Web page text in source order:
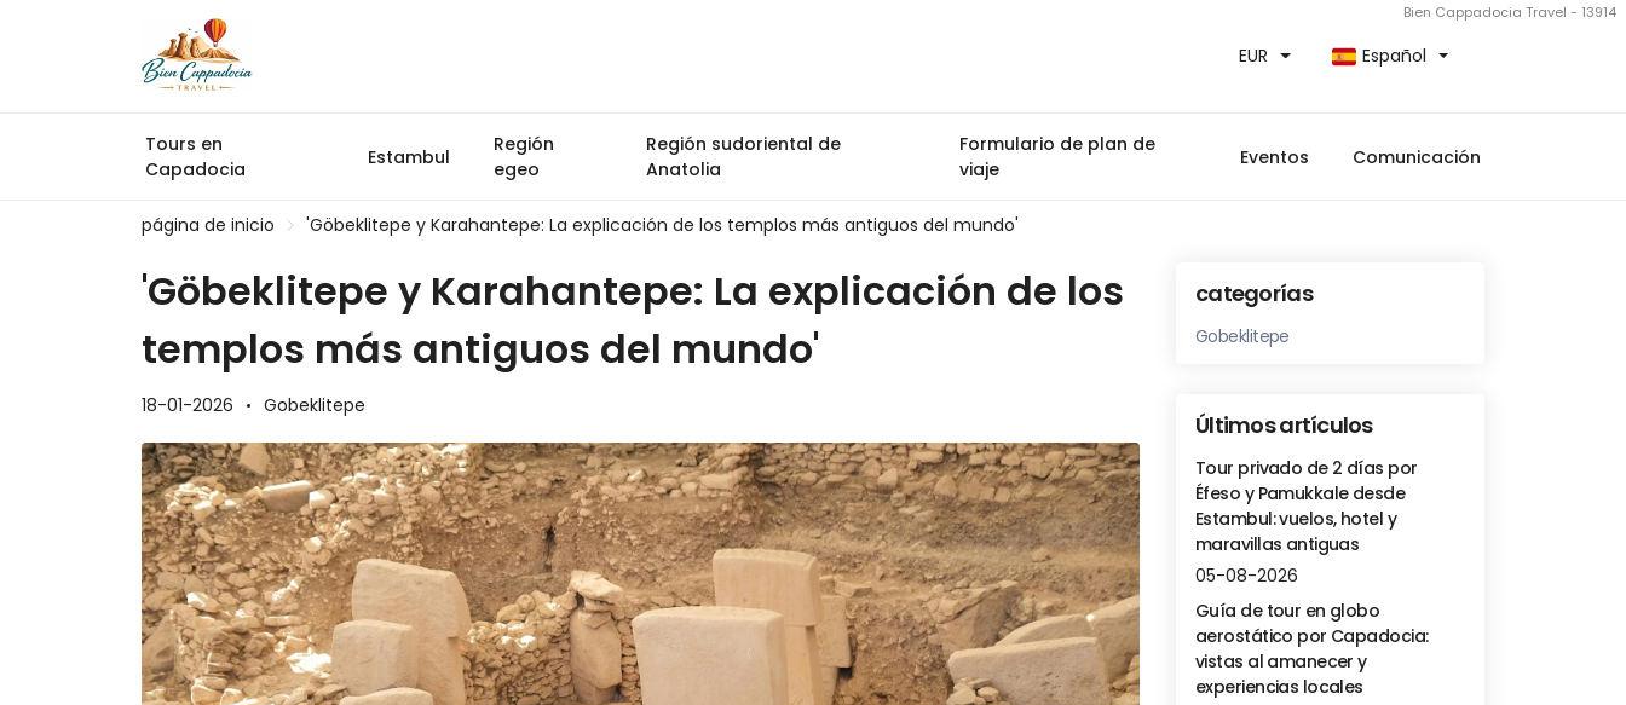
Bien Cappadocia Travel - 13914
EUR Español
Tours en
Capadocia
Estambul
Región
egeo
Región sudoriental de
Anatolia
Formulario de plan de
viaje
Eventos Comunicación
página de inicio 'Göbeklitepe y Karahantepe: La explicación de los templos más antiguos del mundo'
'Göbeklitepe y Karahantepe: La explicación de los
templos más antiguos del mundo'
18-01-2026 Gobeklitepe
categorías
Gobeklitepe
Últimos artículos
Tour privado de 2 días por
Éfeso y Pamukkale desde
Estambul: vuelos, hotel y
maravillas antiguas
05-08-2026
Guía de tour en globo
aerostático por Capadocia:
vistas al amanecer y
experiencias locales